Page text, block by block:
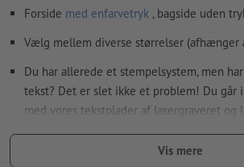
Forside med enfarvetryk , bagside uden
Vælg mellem diverse størrelser (afhænger
Du har allerede et stempelsystem, men
tekst? Det er slet ikke et problem! Du går
med vores tekstplader af lasergraveret og
Hvis du (efter-)bestiller yderligere
på stemplets modelbetegnelse (fx Printy
Vis mere